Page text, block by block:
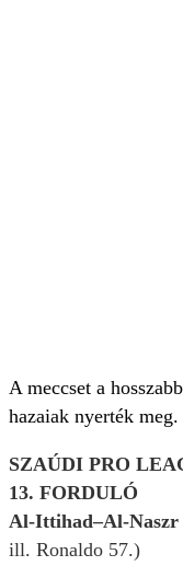
A meccset a
hazaiak nyerték meg.
SZAÚDI PRO
13. FORDULÓ
Al-Ittihad–Al-Naszr
ill. Ronaldo 57.)